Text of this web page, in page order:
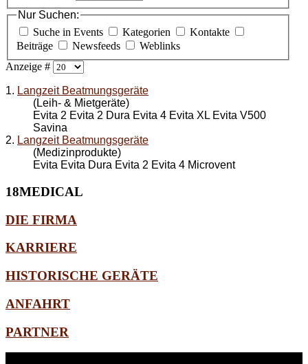
Nur Suchen:
Suche in Events
Kategorien
Kontakte
Beiträge
Newsfeeds
Weblinks
Anzeige #
1. Langzeit Beatmungsgeräte
(Leih- & Mietgeräte)
Evita 2 Evita 2 Dura Evita 4 Evita XL Evita V500
Savina
2. Langzeit Beatmungsgeräte
(Medizinprodukte)
Evita Evita Dura Evita 2 Evita 4 Microvent
18MEDICAL
DIE FIRMA
KARRIERE
HISTORISCHE GERÄTE
ANFAHRT
PARTNER